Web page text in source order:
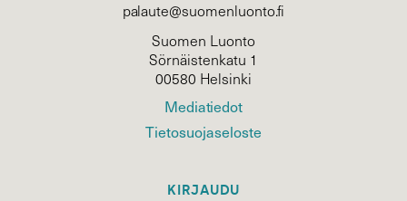
palaute@suomenluonto.fi
Suomen Luonto
Sörnäistenkatu 1
00580 Helsinki
Mediatiedot
Tietosuojaseloste
KIRJAUDU